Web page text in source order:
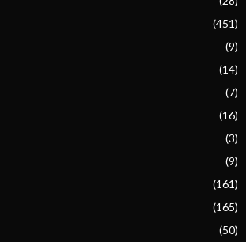
(451)
(9)
(14)
(7)
(16)
(3)
(9)
(161)
(165)
(50)